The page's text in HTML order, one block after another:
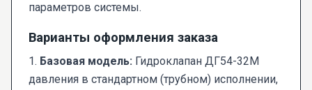
параметров системы.
Варианты оформления заказа
1. Базовая модель: Гидроклапан ДГ54-32М
давления в стандартном (трубном) исполнении,